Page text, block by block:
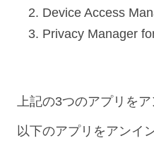
Device Access
Privacy Manager
上記の3つのアプリを
以下のアプリをアンイ